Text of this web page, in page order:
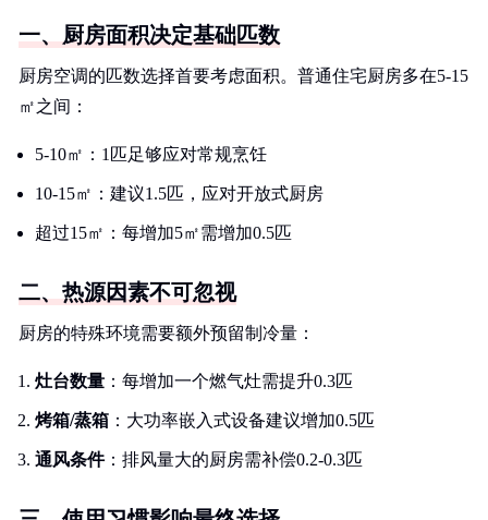
一、厨房面积决定基础匹数
厨房空调的匹数选择首要考虑面积。普通住宅厨房多在5-15
㎡之间：
5-10㎡：1匹足够应对常规烹饪
10-15㎡：建议1.5匹，应对开放式厨房
超过15㎡：每增加5㎡需增加0.5匹
二、热源因素不可忽视
厨房的特殊环境需要额外预留制冷量：
灶台数量 ：每增加一个燃气灶需提升0.3匹
烤箱/蒸箱 ：大功率嵌入式设备建议增加0.5匹
通风条件：排风量大的厨房需补偿0.2-0.3匹